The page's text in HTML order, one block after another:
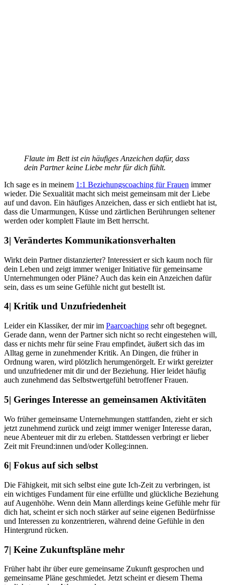
Flaute im Bett ist ein häufiges Anzeichen dafür, dass
dein Partner keine Liebe mehr für dich fühlt.
Ich sage es in meinem 1:1 Beziehungscoaching für Frauen immer
wieder. Die Sexualität macht sich meist gemeinsam mit der Liebe
auf und davon. Ein häufiges Anzeichen, dass er sich entliebt hat ist,
dass die Umarmungen, Küsse und zärtlichen Berührungen seltener
werden oder komplett Flaute im Bett herrscht.
3| Verändertes Kommunikationsverhalten
Wirkt dein Partner distanzierter? Interessiert er sich kaum noch für
dein Leben und zeigt immer weniger Initiative für gemeinsame
Unternehmungen oder Pläne? Auch das kein ein Anzeichen dafür
sein, dass es um seine Gefühle nicht gut bestellt ist.
4| Kritik und Unzufriedenheit
Leider ein Klassiker, der mir im Paarcoaching sehr oft begegnet.
Gerade dann, wenn der Partner sich nicht so recht eingestehen will,
dass er nichts mehr für seine Frau empfindet, äußert sich das im
Alltag gerne in zunehmender Kritik. An Dingen, die früher in
Ordnung waren, wird plötzlich herumgenörgelt. Er wirkt gereizter
und unzufriedener mit dir und der Beziehung. Hier leidet häufig
auch zunehmend das Selbstwertgefühl betroffener Frauen.
5| Geringes Interesse an gemeinsamen Aktivitäten
Wo früher gemeinsame Unternehmungen stattfanden, zieht er sich
jetzt zunehmend zurück und zeigt immer weniger Interesse daran,
neue Abenteuer mit dir zu erleben. Stattdessen verbringt er lieber
Zeit mit Freund:innen und/oder Kolleg:innen.
6| Fokus auf sich selbst
Die Fähigkeit, mit sich selbst eine gute Ich-Zeit zu verbringen, ist
ein wichtiges Fundament für eine erfüllte und glückliche Beziehung
auf Augenhöhe. Wenn dein Mann allerdings keine Gefühle mehr für
dich hat, scheint er sich noch stärker auf seine eigenen Bedürfnisse
und Interessen zu konzentrieren, während deine Gefühle in den
Hintergrund rücken.
7| Keine Zukunftspläne mehr
Früher habt ihr über eure gemeinsame Zukunft gesprochen und
gemeinsame Pläne geschmiedet. Jetzt scheint er diesem Thema